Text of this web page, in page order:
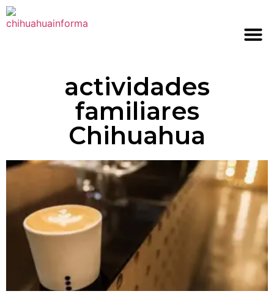
actividades
familiares
Chihuahua